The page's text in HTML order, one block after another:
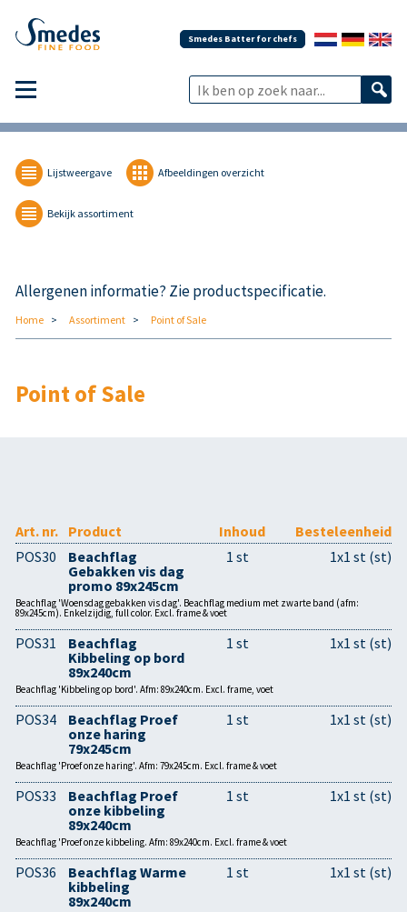
Smedes Batter for chefs
Lijstweergave Afbeeldingen overzicht
Bekijk assortiment
Allergenen informatie? Zie productspecificatie.
Home Assortiment Point of Sale
Point of Sale
Art. nr. Product Inhoud
Besteleenheid
POS30
Beachflag
Gebakken vis dag
promo 89x245cm
1 st 1x1 st (st)
Beachflag 'Woensdag gebakken vis dag'. Beachflag medium met zwarte band (afm:
89x245cm). Enkelzijdig, full color. Excl. frame & voet
POS31
Beachflag
Kibbeling op bord
89x240cm
1 st 1x1 st (st)
Beachflag 'Kibbeling op bord'. Afm: 89x240cm. Excl. frame, voet
POS34
Beachflag Proef
onze haring
79x245cm
1 st 1x1 st (st)
Beachflag 'Proef onze haring'. Afm: 79x245cm. Excl. frame & voet
POS33
Beachflag Proef
onze kibbeling
89x240cm
1 st 1x1 st (st)
Beachflag 'Proef onze kibbeling. Afm: 89x240cm. Excl. frame & voet
POS36
Beachflag Warme
kibbeling
89x240cm
1 st 1x1 st (st)